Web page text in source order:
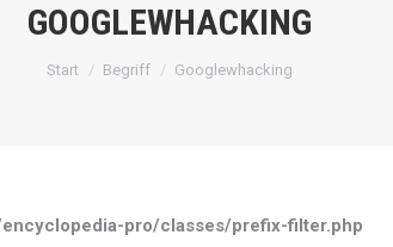
pro/classes/prefix-filter.php
GOOGLEWHACKING
Sie befinden sich hier:
Start Begriff Googlewhacking